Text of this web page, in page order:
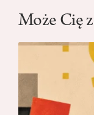
Może Cię